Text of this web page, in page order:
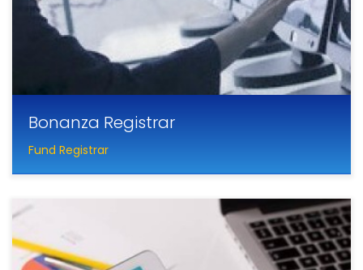
Bonanza Registrar
Fund Registrar